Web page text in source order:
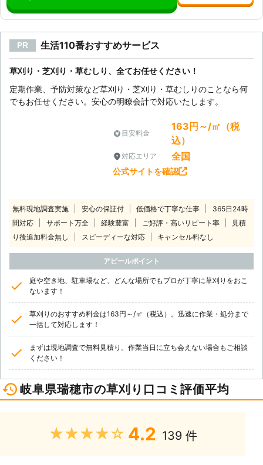
PR 生活110番おすすめサービス
草刈り・芝刈り・草むしり、全てお任せください！
定期作業、予防対策など草刈り・芝刈り・草むしりのことなら何
でもお任せください。安心の明瞭会計で対応いたします。
目安料金
163円～/㎡（税
込）
対応エリア 全国
公式サイトを確認
無料現地調査実施 安心の保証付 低価格で丁寧な仕事
365日24時
間対応
サポート万全 経験豊富 ご好評・高いリピート率
見積
り後追加料金無し
スピーディーな対応 キャンセル料なし
アピールポイント
庭や空き地、駐車場など、どんな場所でもプロが丁寧に草刈りをおこ
ないます！
草刈りのおすすめ料金は163円～/㎡（税込）。迅速に作業・処分まで
一括して対応します！
まずは現地調査で無料見積り。作業当日に立ち会えない場合もご相談
ください！
岐阜県瑞穂市の草刈り口コミ評価平均
★★★★★ 4.2 139 件